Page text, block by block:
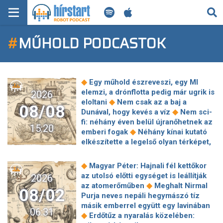
KERESÉS
KEZDŐLAP
FRISS HÍREK
TECH HÍREK
FILM-ZENE-SZÓRAKOZÁS
PLAYLIST
MI AZ A ROBOT PODCAST?
#MŰHOLD PODCASTOK
2026
08/08
15:20
◆ Egy műhold észreveszi, egy MI
elemzi, a drónflotta pedig már ugrik is
eloltani ◆ Nem csak az a baj a
Dunával, hogy kevés a víz ◆ Nem sci-
fi: néhány éven belül újranőhetnek az
emberi fogak ◆ Néhány kínai kutató
elkészítette a legelső olyan térképet,
geológiai időskálája
Deepfake-ek
ellen indított honlapot a kormány◆
Kiszivárgott: Napokon belül
megemelheti az iPhone-ok árát az
Apple ◆ Anti-láz – egészen furcsa
dolog derült ki az ebihalakról ◆
2026
08/02
06:31
◆ Magyar Péter: Hajnali fél kettőkor
az utolsó előtti egységet is leállítják
az atomerőműben ◆ Meghalt Nirmal
Purja neves nepáli hegymászó tíz
másik emberrel együtt egy lavinában
◆ Erdőtűz a nyaralás közelében: